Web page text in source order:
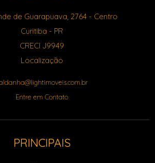
de Guarapuava, 2764- Centro
Curitiba - PR
CRECI J9949
Localização
Entre em Contato
PRINCIPAIS